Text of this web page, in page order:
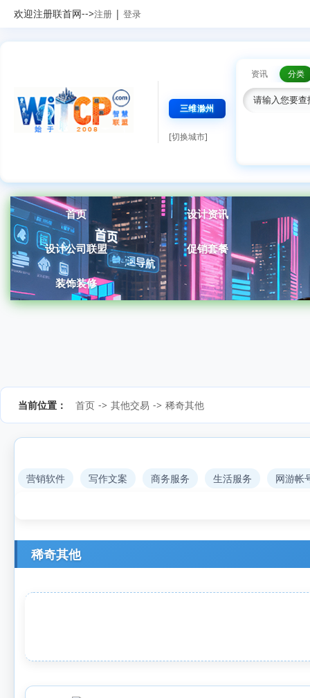
欢迎注册联首网-->注册 | 登录
三维滁州
[切换城市]
资讯 分类
首页 设计资讯
设计公司联盟 促销套餐
装饰装修
当前位置： 首页 -> 其他交易 -> 稀奇其他
营销软件 写作文案 商务服务 生活服务 网游帐
稀奇其他